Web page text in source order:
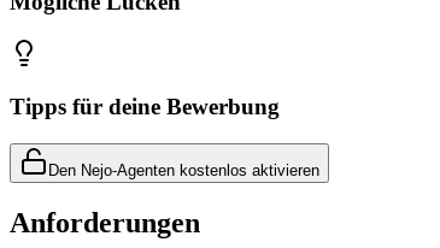
Tipps für deine Bewerbung
Den Nejo-Agenten kostenlos aktivieren
Anforderungen